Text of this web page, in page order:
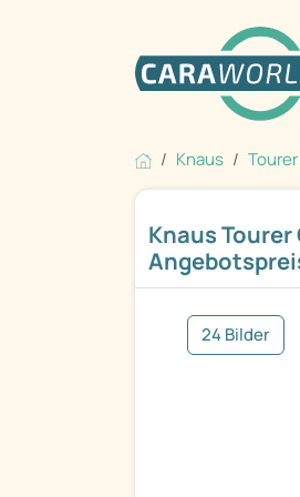
Knaus
Knaus Tourer
24 Bilder